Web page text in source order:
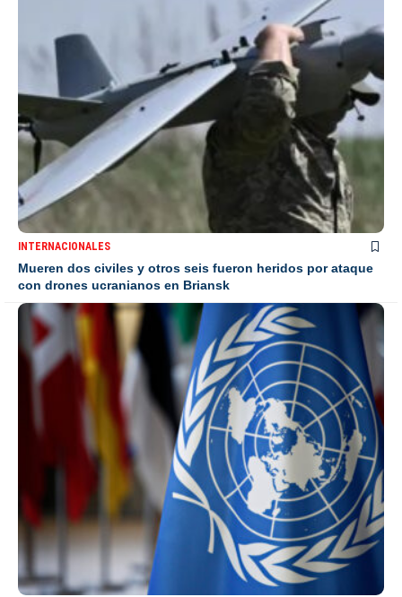
INTERNACIONALES
Mueren dos civiles y otros seis fueron heridos por ataque
con drones ucranianos en Briansk